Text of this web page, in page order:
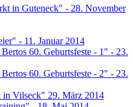
in Guteneck" - 28. November
- 11. Januar 2014
60. Geburtsfeste - 1" - 23.
60. Geburtsfeste - 2" - 23.
in Vilseck" 29. März 2014